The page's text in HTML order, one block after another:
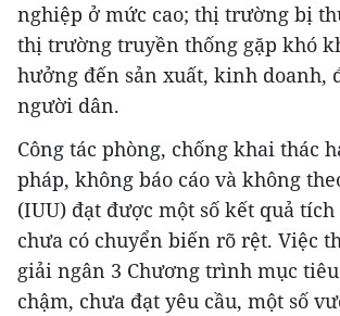
nghiệp ở mức cao; thị trường bị
thị trường truyền thống gặp khó
hưởng đến sản xuất, kinh doanh,
người dân.
Công tác phòng, chống khai thác
pháp, không báo cáo và không
(IUU) đạt được một số kết quả
chưa có chuyển biến rõ rệt. Việc
giải ngân 3 Chương trình mục
chậm, chưa đạt yêu cầu, một số